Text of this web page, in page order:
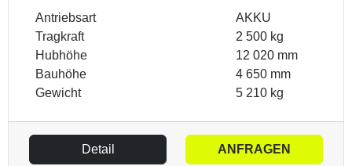
Antriebsart
AKKU
Tragkraft
2 500 kg
Hubhöhe
12 020 mm
Bauhöhe
4 650 mm
Gewicht
5 210 kg
Detail ANFRAGEN